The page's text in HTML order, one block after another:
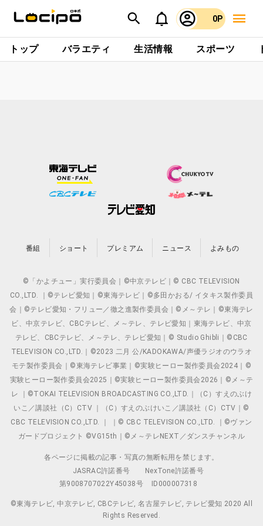
0P
トップ バラエティ 生活情報 スポーツ
番組 ショート プレミアム ニュース よみもの
©「かよチュー」実行委員会｜©中京テレビ｜© CBC TELEVISION
CO.,LTD. ｜©テレビ愛知｜©東海テレビ｜©多田かおる/ イタキス製作委員
会｜©テレビ愛知・フリュー／徹之進製作委員会｜©メ～テレ｜©東海テレ
ビ、中京テレビ、CBCテレビ、メ～テレ、テレビ愛知｜東海テレビ、中京
テレビ、CBCテレビ、メ～テレ、テレビ愛知｜© Studio Ghibli｜©CBC
TELEVISION CO.,LTD.｜©2023 二月 公/KADOKAWA/声優ラジオのウラオ
モテ製作委員会｜©東海テレビ事業｜©実験ヒーロー製作委員会2024｜©
実験ヒーロー製作委員会2025｜©実験ヒーロー製作委員会2026｜©メ～テ
レ ｜©TOKAI TELEVISION BROADCASTING CO.,LTD.｜（C）すえのぶけ
いこ／講談社（C）CTV ｜（C）すえのぶけいこ／講談社（C）CTV｜©
CBC TELEVISION CO.,LTD. ｜ ｜© CBC TELEVISION CO.,LTD. ｜©ヴァン
ガードプロジェクト ©VG15th｜©メ～テレNEXT／ダンスチャンネル
各ページに掲載の記事・写真の無断転用を禁じます。
JASRAC許諾番号
NexTone許諾番号
第9008707022Y45038号
ID000007318
©東海テレビ, 中京テレビ, CBCテレビ, 名古屋テレビ, テレビ愛知 2020 All
Rights Reserved.